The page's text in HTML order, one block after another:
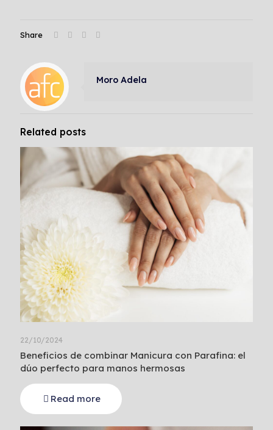
Share
Moro Adela
Related posts
22/10/2024
Beneficios de combinar Manicura con Parafina: el
dúo perfecto para manos hermosas
Read more